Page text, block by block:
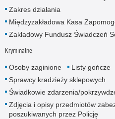
Zakres działania
Międzyzakładowa Kasa
Zakładowy Fundusz Świadczeń
Kryminalne
Osoby zaginione Listy gończe
Sprawcy kradzieży sklepowych
Świadkowie zdarzenia/
Zdjęcia i opisy przedmiotów
poszukiwanych przez Policję